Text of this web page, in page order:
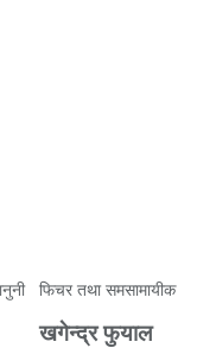
फिचर तथा समसामायीक
खगेन्द्र फुयाल